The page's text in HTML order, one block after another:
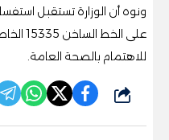
ونوه أن الوزارة تستقبل
للاهتمام بالصحة العامة.
شارك